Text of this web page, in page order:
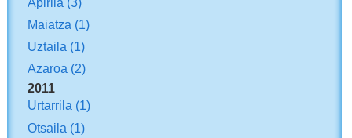
Maiatza (1)
Uztaila (1)
Azaroa (2)
2011
Urtarrila (1)
Otsaila (1)